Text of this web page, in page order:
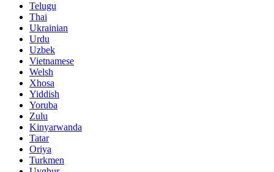
Telugu
Thai
Ukrainian
Urdu
Uzbek
Vietnamese
Welsh
Xhosa
Yiddish
Yoruba
Zulu
Kinyarwanda
Tatar
Oriya
Turkmen